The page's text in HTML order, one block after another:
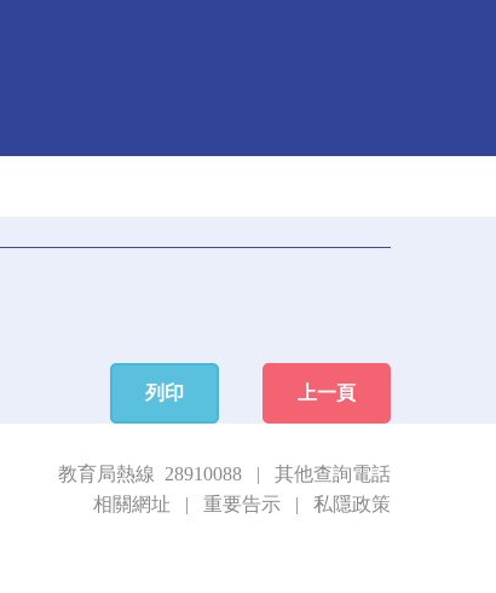
列印 上一頁
教育局熱線 28910088 | 其他查詢電話
相關網址 | 重要告示 | 私隱政策